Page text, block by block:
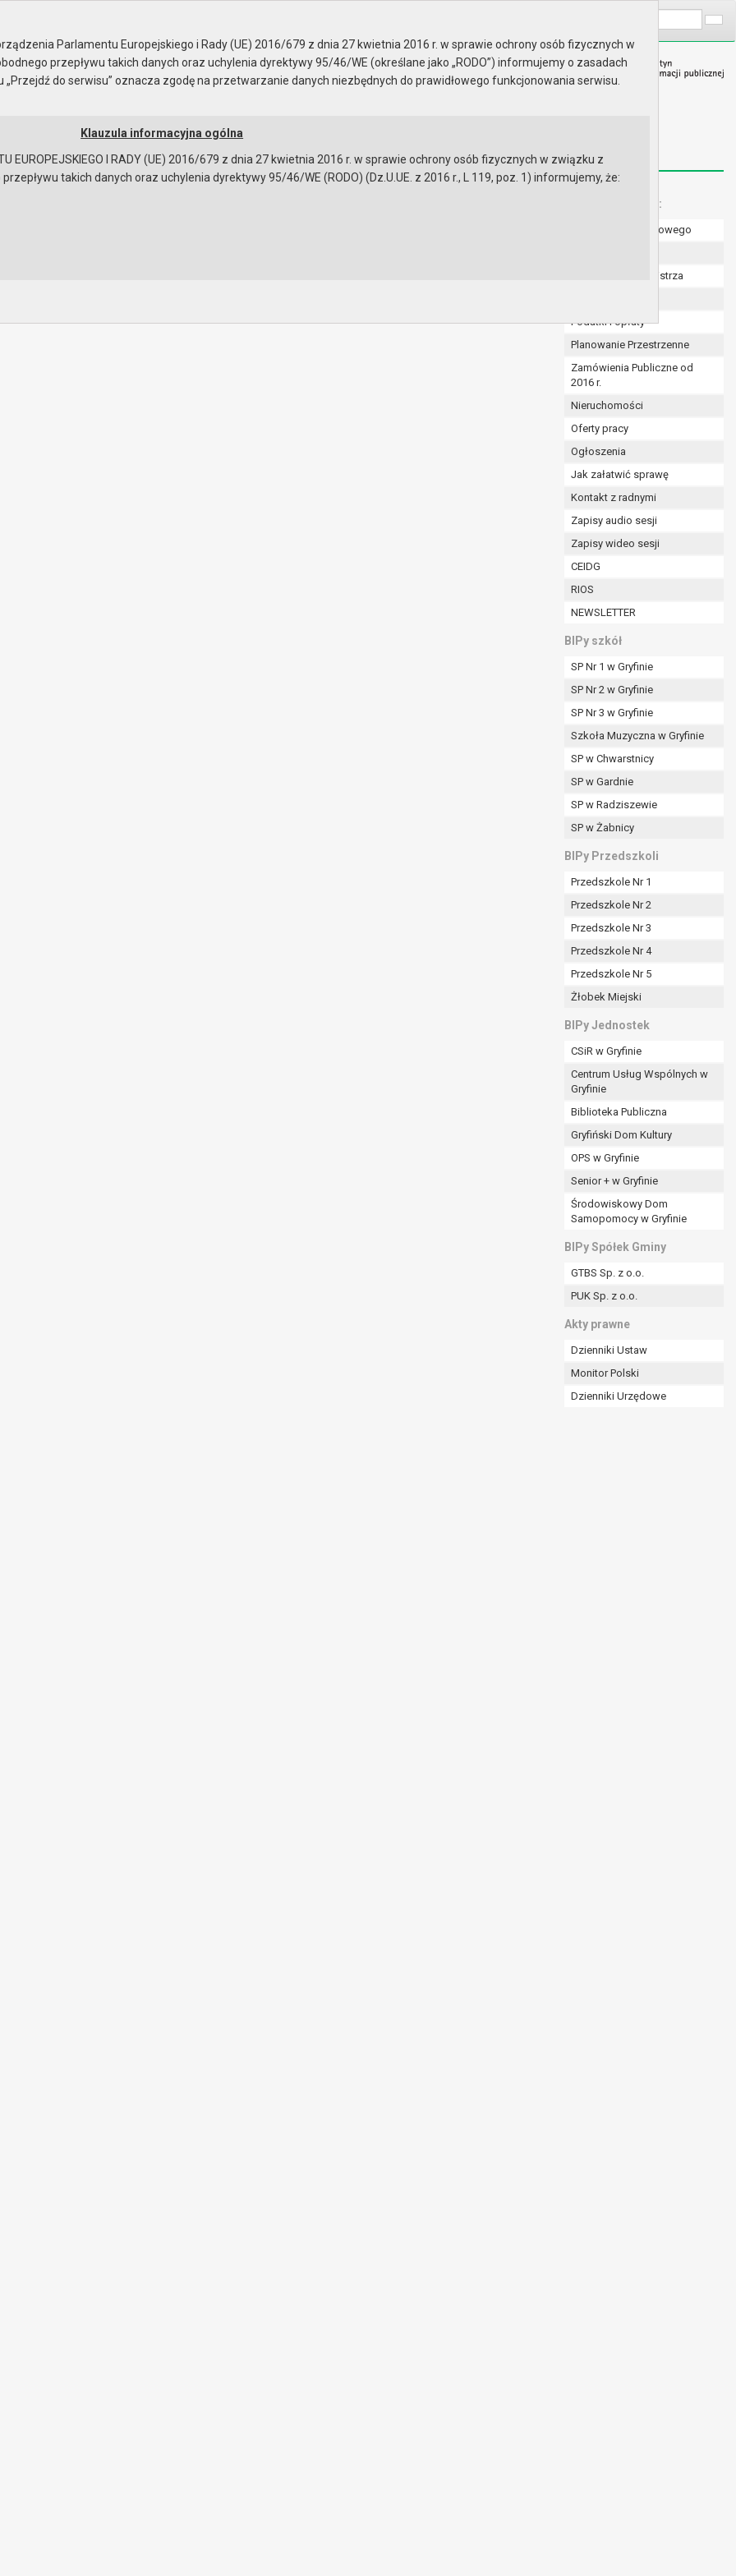
Instrukcja korzystania Dostępność
Menu dodatkowe:
Numer konta bankowego
Zarządzenia Burmistrza
Podatki i opłaty
Planowanie Przestrzenne
Zamówienia Publiczne od
2016 r.
Nieruchomości
Oferty pracy
Ogłoszenia
Jak załatwić sprawę
Kontakt z radnymi
Zapisy audio sesji
Zapisy wideo sesji
CEIDG
RIOS
NEWSLETTER
BIPy szkół
SP Nr 1 w Gryfinie
SP Nr 2 w Gryfinie
SP Nr 3 w Gryfinie
Szkoła Muzyczna w Gryfinie
SP w Chwarstnicy
SP w Gardnie
SP w Radziszewie
SP w Żabnicy
BIPy Przedszkoli
Przedszkole Nr 1
Przedszkole Nr 2
Przedszkole Nr 3
Przedszkole Nr 4
Przedszkole Nr 5
Żłobek Miejski
BIPy Jednostek
CSiR w Gryfinie
Centrum Usług Wspólnych w
Gryfinie
Biblioteka Publiczna
Gryfiński Dom Kultury
OPS w Gryfinie
Senior + w Gryfinie
Środowiskowy Dom
Samopomocy w Gryfinie
BIPy Spółek Gminy
GTBS Sp. z o.o.
PUK Sp. z o.o.
Akty prawne
Dzienniki Ustaw
Monitor Polski
Dzienniki Urzędowe
Parlamentu Europejskiego i Rady (UE) 2016/679 z dnia 27 kwietnia 2016 r. w sprawie ochrony osób fizycznych w
przepływu takich danych oraz uchylenia dyrektywy 95/46/WE (określane jako „RODO”) informujemy o zasadach
do serwisu” oznacza zgodę na przetwarzanie danych niezbędnych do prawidłowego funkcjonowania serwisu.
Klauzula informacyjna ogólna
EUROPEJSKIEGO I RADY (UE) 2016/679 z dnia 27 kwietnia 2016 r. w sprawie ochrony osób fizycznych w związku z
takich danych oraz uchylenia dyrektywy 95/46/WE (RODO) (Dz.U.UE. z 2016 r., L 119, poz. 1) informujemy, że:
przepisami prawa w celu:
a w szczególności ustawy z dnia 8 marca 1990 r. o samorządzie gminnym (Dz.U. z 2017r., poz. 1875 ze zm.) oraz z
a także obowiązków i zadań zleconych przez instytucje nadrzędne wobec Gminy;
lub innej osoby fizycznej;
są wyłącznie na podstawie wcześniej udzielonej zgody w zakresie i celu określonym w treści zgody.
w pkt. 3, dane osobowe mogą być udostępniane innym upoważnionym odbiorcom lub kategoriom odbiorców danych
niezbędny do realizacji celu dla jakiego zostały zebrane oraz zgodnie z terminami archiwizacji określonymi przez
zgody osoby, której dane dotyczą przetwarzanie odbywa się do czasu wycofania tej zgody.
zawarcia i realizacji umowy przetwarzanie odbywa się przez okres niezbędny do realizacji zawartej umowy, a po tym
dla zabezpieczenia ewentualnych roszczeń, a w przypadku wyrażenia zgody na przetwarzanie danych po zakończeniu i
od momentu pozyskania przechowywane są przez okres wynikający z umowy o dofinansowanie zawartej między
i konieczności zachowania dokumentacji projektu do celów kontrolnych.
osobowych przysługuje Pani/Panu:
ich kopii na podstawie art. 15 RODO;
art. 16 RODO,
prawo do bycia zapomnianym) na podstawie art. 17 RODO, w przypadku gdy:
były zebrane lub w inny sposób przetwarzane,
na przetwarzanie danych osobowych, która jest podstawą przetwarzania danych i nie ma innej podstawy prawnej
z prawem,
się z obowiązku wynikającego z przepisów prawa;
danych osobowych – na okres pozwalający administratorowi sprawdzić prawidłowość tych danych,
celów, ale osoba, której dane dotyczą, potrzebuje ich do ustalenia, obrony lub dochodzenia roszczeń,
wobec przetwarzania danych - do czasu ustalenia czy prawnie uzasadnione podstawy po stronie administratora są
RODO, w przypadku gdy łącznie spełnione są następujące przesłanki:
umowy zawartej z osobą, której dane dotyczą lub na podstawie zgody wyrażonej przez tą osobę,
art. 21 RODO, wobec przetwarzania danych osobowych, którego podstawą prawną jest:
z prawnie uzasadnionych interesów realizowanych przez administratora lub przez stronę trzecią.
W razie wniesienia sprzeciwu, administrator nie może już przetwarzać tych danych osobowych, chyba że wykaże
do przetwarzania, nadrzędnych wobec interesów, praw i wolności osoby, której dane dotyczą, lub podstaw do
się na podstawie zgody osoby na przetwarzanie danych osobowych (art. 6 ust. 1 lit a RODO), przysługuje Pani/Panu
to nie ma wpływu na zgodność przetwarzania, którego dokonano na podstawie zgody przed jej cofnięciem.
nadzorczego na niezgodne z prawem przetwarzanie Pani/Pana danych osobowych przez administratora.
Ochrony Danych Osobowych.
podanie danych osobowych jest dobrowolne albo jest wymogiem ustawowym lub umownym.
podejmowaniu decyzji, w tym również profilowaniu.